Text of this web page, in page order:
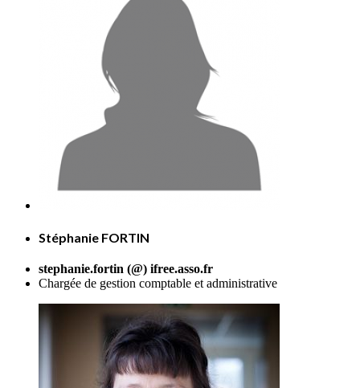
Stéphanie FORTIN
stephanie.fortin (@) ifree.asso.fr
Chargée de gestion comptable et administrative